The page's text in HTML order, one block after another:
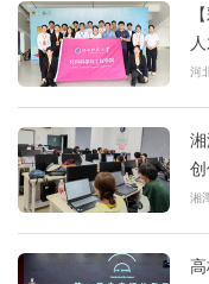
河
湘